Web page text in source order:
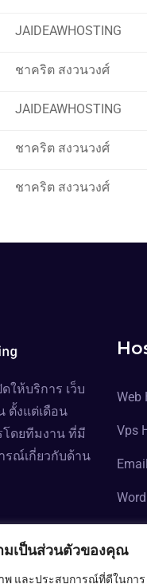
มเป็นส่วนตัวของคุณ
พ และประสบการณ์ที่ดีในการ
JAIDEAWHOSTING
ชาคริต สงวนวงศ์
JAIDEAWHOSTING
ชาคริต สงวนวงศ์
ชาคริต สงวนวงศ์
ดให้บริการ เว็บ
ตั้งแต่เดือน
โดยทีมงาน ที่มี
รณ์เกี่ยวกับด้าน
Web
Vps